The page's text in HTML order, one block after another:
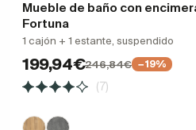
Mueble de baño con
Fortuna
1 cajón + 1 estante, suspendido
199,94€246,84€ −19%
(7)